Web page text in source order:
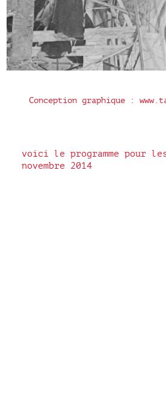
Conception graphique :
voici leprogramme pour
novembre 2014